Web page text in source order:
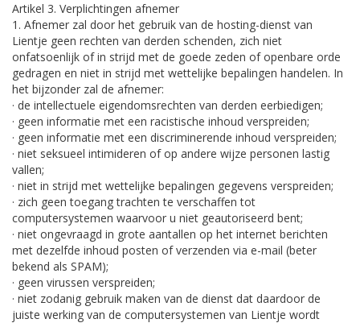
Artikel 3. Verplichtingen afnemer
1. Afnemer zal door het gebruik van de hosting-dienst van
Lientje geen rechten van derden schenden, zich niet
onfatsoenlijk of in strijd met de goede zeden of openbare orde
gedragen en niet in strijd met wettelijke bepalingen handelen. In
het bijzonder zal de afnemer:
· de intellectuele eigendomsrechten van derden eerbiedigen;
· geen informatie met een racistische inhoud verspreiden;
· geen informatie met een discriminerende inhoud verspreiden;
· niet seksueel intimideren of op andere wijze personen lastig
vallen;
· niet in strijd met wettelijke bepalingen gegevens verspreiden;
· zich geen toegang trachten te verschaffen tot
computersystemen waarvoor u niet geautoriseerd bent;
· niet ongevraagd in grote aantallen op het internet berichten
met dezelfde inhoud posten of verzenden via e-mail (beter
bekend als SPAM);
· geen virussen verspreiden;
· niet zodanig gebruik maken van de dienst dat daardoor de
juiste werking van de computersystemen van Lientje wordt